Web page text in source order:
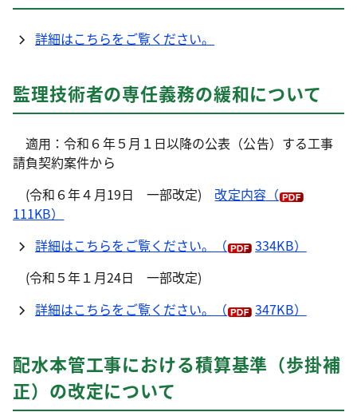
詳細はこちらをご覧ください。
監理技術者の専任義務の緩和について
適用：令和６年５月１日以降の公表（公告）する工事
請負契約案件から
(令和６年４月19日 一部改定) 改定内容（
111KB）
詳細はこちらをご覧ください。
（
334KB）
(令和５年１月24日 一部改定)
詳細はこちらをご覧ください。
（ 347KB）
配水本管工事における積算基準（歩掛補
正）の改定について